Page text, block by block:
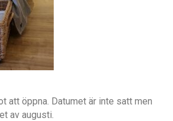
att öppna. Datumet är inte satt men
av augusti.